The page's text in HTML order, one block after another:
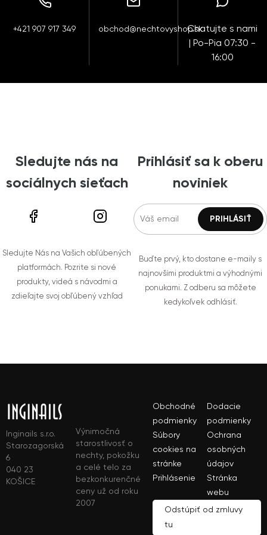
+421 907 917 349 obchod@nechtovyshop.skChatujte s nami
| Po-Pia 07:30 -
16:00
Sledujte nás na
sociálnych sieťach
Sledujte Nás na Vašich obľúbených
platformách. Pozrite si nové
produkty, videá s návodmi a
zdieľajte svoj obľúbený vzhľad
Prihlásiť sa k oberu
noviniek
Buďte prvý, kto dostane e-maily s
najnovšími produktmi a výhodnými
ponukami. Z odberu sa môžete
kedykoľvek odhlásiť.
Inginails s.r.o.
Starozagorská
6
040 23
KOŠICE
Výnimočná
starostlivosť o
nechty, pokožku
a celé telo za
bezkonkurenčné
ceny už od roku
2007
Obchodné
podmienky
Dodacie
podmienky
Súbory
cookies na
stránke
Ochrana
osobných
údajov
Prihlásenie
Stránka
webu
Odstúpiť od zmluvy
tu